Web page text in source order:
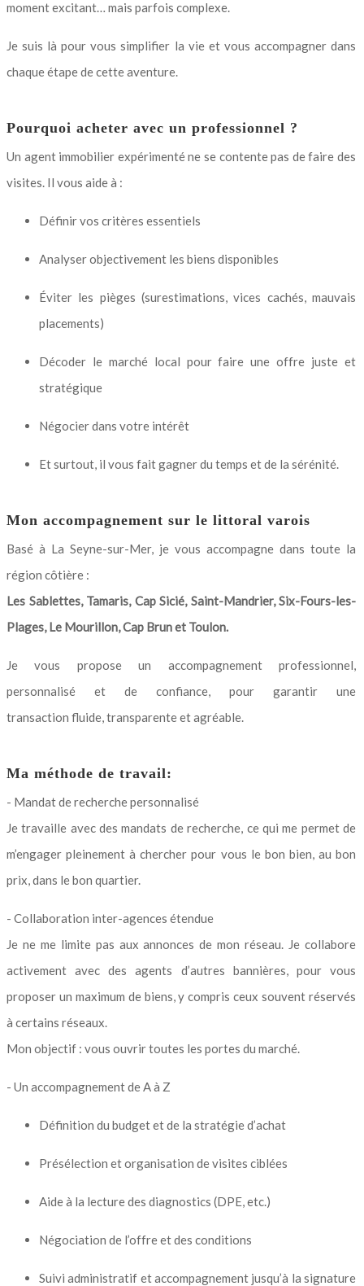
moment excitant… mais parfois complexe.
Je suis là pour vous simplifier la vie et vous accompagner dans
chaque étape de cette aventure.
Pourquoi acheter avec un professionnel ?
Un agent immobilier expérimenté ne se contente pas de faire des
visites. Il vous aide à :
Définir vos critères essentiels
Analyser objectivement les biens disponibles
Éviter les pièges (surestimations, vices cachés, mauvais
placements)
Décoder le marché local pour faire une offre juste et
stratégique
Négocier dans votre intérêt
Et surtout, il vous fait gagner du temps et de la sérénité.
Mon accompagnement sur le littoral varois
Basé à La Seyne-sur-Mer, je vous accompagne dans toute la
région côtière :
Les Sablettes, Tamaris, Cap Sicié, Saint-Mandrier, Six-Fours-les-
Plages, Le Mourillon, Cap Brun et Toulon.
Je vous propose un accompagnement professionnel,
personnalisé et de confiance, pour garantir une
transaction fluide, transparente et agréable.
Ma méthode de travail:
- Mandat de recherche personnalisé
Je travaille avec des mandats de recherche, ce qui me permet de
m’engager pleinement à chercher pour vous le bon bien, au bon
prix, dans le bon quartier.
- Collaboration inter-agences étendue
Je ne me limite pas aux annonces de mon réseau. Je collabore
activement avec des agents d’autres bannières, pour vous
proposer un maximum de biens, y compris ceux souvent réservés
à certains réseaux.
Mon objectif : vous ouvrir toutes les portes du marché.
- Un accompagnement de A à Z
Définition du budget et de la stratégie d’achat
Présélection et organisation de visites ciblées
Aide à la lecture des diagnostics (DPE, etc.)
Négociation de l’offre et des conditions
Suivi administratif et accompagnement jusqu’à la signature